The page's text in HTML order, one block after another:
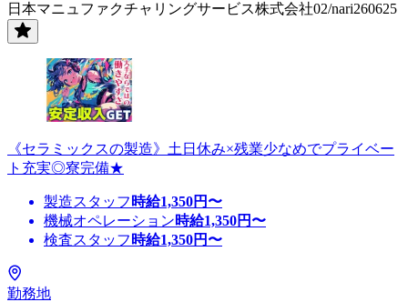
日本マニュファクチャリングサービス株式会社02/nari260625
《セラミックスの製造》土日休み×残業少なめでプライベー
ト充実◎寮完備★
製造スタッフ 時給1,350円〜
機械オペレーション時給1,350円〜
検査スタッフ 時給1,350円〜
勤務地